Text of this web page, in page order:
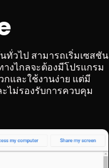
วไป สามารถเริ่มเซสชัน
งไกลจะต้องมีโปรแกรม
และใช้งานง่าย แต่มี
ไม่รองรับการควบคุม